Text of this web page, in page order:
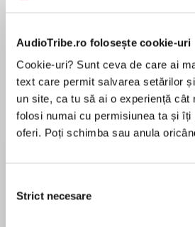
AudioTribe.ro folosește cookie-uri
Cookie-uri? Sunt ceva de care ai
text care permit salvarea setărilor
un site, ca tu să ai o experiență cât
folosi numai cu permisiunea ta și
oferi. Poți schimba sau anula
consimțământului
Strict necesare
Elita de Argint (Elita
de...
Diavolul se îmbracă
la...
New Labour, the rise of